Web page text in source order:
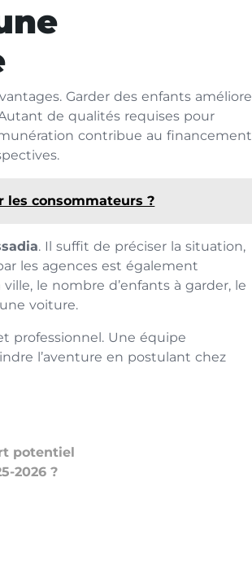
Garder des enfants améliore
de qualités requises pour
contribue au financement
les consommateurs ?
. Il suffit de préciser la situation,
les agences est également
le nombre d’enfants à garder, le
voiture.
professionnel. Une équipe
l’aventure en postulant chez
potentiel
2026 ?